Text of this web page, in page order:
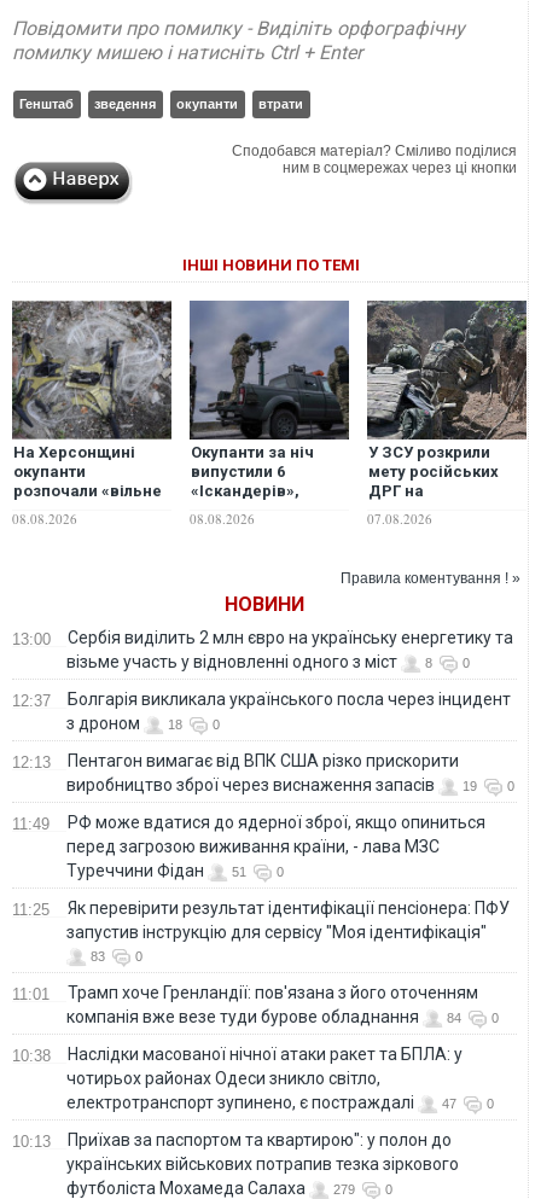
Повідомити про помилку - Виділіть орфографічну
помилку мишею і натисніть Ctrl + Enter
Генштаб зведення окупанти втрати
Сподобався матеріал? Сміливо поділися
ним в соцмережах через ці кнопки
ІНШІ НОВИНИ ПО ТЕМІ
На Херсонщині
окупанти
розпочали «вільне
автотранспорт за
08.08.2026
Окупанти за ніч
випустили 6
«Іскандерів»,
понад 150 дронів
08.08.2026
У ЗСУ розкрили
мету російських
ДРГ на
напрямку
07.08.2026
Правила коментування ! »
НОВИНИ
13:00
Сербія виділить 2 млн євро на українську енергетику та
візьме участь у відновленні одного з міст
8 0
12:37
Болгарія викликала українського посла через інцидент
з дроном
18 0
12:13
Пентагон вимагає від ВПК США різко прискорити
виробництво зброї через виснаження запасів
19 0
11:49
РФ може вдатися до ядерної зброї, якщо опиниться
перед загрозою виживання країни, - лава МЗС
Туреччини Фідан
51 0
11:25
Як перевірити результат ідентифікації пенсіонера: ПФУ
запустив інструкцію для сервісу "Моя ідентифікація"
83 0
11:01
Трамп хоче Гренландії: пов'язана з його оточенням
компанія вже везе туди бурове обладнання
84 0
10:38
Наслідки масованої нічної атаки ракет та БПЛА: у
чотирьох районах Одеси зникло світло,
електротранспорт зупинено, є постраждалі
47 0
10:13
Приїхав за паспортом та квартирою": у полон до
українських військових потрапив тезка зіркового
футболіста Мохамеда Салаха
279 0